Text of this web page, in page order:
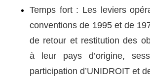
Temps fort : Les leviers
conventions de 1995 et de
de retour et restitution des
à leur pays d’origine,
participation d’UNIDROIT et